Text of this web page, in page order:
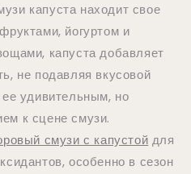
капуста находит свое
йогуртом и
капуста добавляет
не подавляя вкусовой
удивительным, но
к сцене смузи.
смузи с капустой для
особенно в сезон